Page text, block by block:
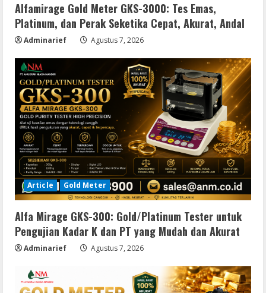
Alfamirage Gold Meter GKS-3000: Tes Emas,
Platinum, dan Perak Seketika Cepat, Akurat, Andal
Adminarief Agustus 7, 2026
Article Gold Meter
Alfa Mirage GKS-300: Gold/Platinum Tester untuk
Pengujian Kadar K dan PT yang Mudah dan Akurat
Adminarief Agustus 7, 2026